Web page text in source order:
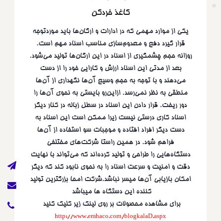
کاغذ خردکن
یکی از موارد مهمی که در ادارات و ارگان‌ها باید موردتوجه
قرار گیرد دفع و معدوم‌سازی مناسب اسناد مهم است.
روزانه حجم چشمگیری از اسناد در این ارگان‌ها تولید می‌شود.
بعد از مدتی این اسناد ارزش و کارایی خود را از دست
می‌دهند و با توجه به حجم وسیع آن‌ها نگهداری از آن‌ها
منطقی به نظر نمی‌رسد. ازاین‌رو بایستی به نحوی آن‌ها را
دور ریخت. قرار دادن این اسناد در سطل زباله در کنار دیگر
اسناد کاری درستی نیست زیرا ممکن است این اسناد به
دست دیگر افراد افتاده و موجبات سو استفاده از آن‌ها
فراهم شود. در همین راستا شرکت‌های مختلفی
دستگاه‌هایی را طراحی و تولید کرده‌اند که می‌تواند با نهایت
دقت و امنیت و سرعت اسناد را به نحوی نابود کند که دیگر
امکان بازیابی آن‌ها میسر نباشد.شرکت امحا بزرگترین تولید
کننده این دستگاه ها میباشد
برای مشاهده محصولات بر روی لینک زیر کلیک کنید
http://www.emhaco.com/blogkalaD.aspx
ایمیل
تمام حقوق مادی و معنوی سایت مربوط به شرکت امحاء ماشین می باشد.طراحی
عامر تجارت خلیج فارس